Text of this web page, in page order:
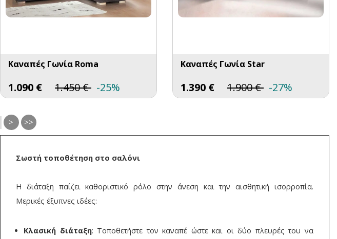
Καναπές Γωνία Roma
1.090 € 1.450€ -25%
Καναπές Γωνία Star
1.390 € 1.900€ -27%
> >>
Σωστή τοποθέτηση στο σαλόνι
Η διάταξη παίζει καθοριστικό ρόλο στην άνεση και την αισθητική ισορροπία.
Μερικές έξυπνες ιδέες:
Κλασική διάταξη: Τοποθετήστε τον καναπέ ώστε και οι δύο πλευρές του να